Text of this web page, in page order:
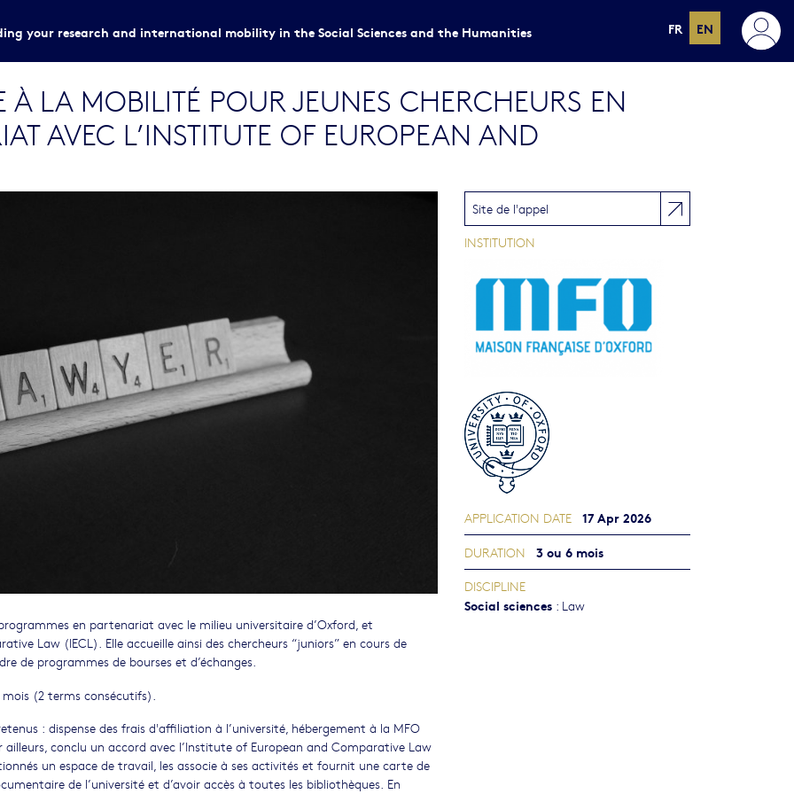
your research and international mobility in the Social Sciences and the Humanities FR EN
LA MOBILITÉ POUR JEUNES CHERCHEURS EN
AVEC L’INSTITUTE OF EUROPEAN AND
en partenariat avec le milieu universitaire d’Oxford, et
Law (IECL). Elle accueille ainsi des chercheurs “juniors” en cours de
de programmes de bourses et d’échanges.
(2 terms consécutifs).
: dispense des frais d'affiliation à l’université, hébergement à la MFO
conclu un accord avec l’Institute of European and Comparative Law
un espace de travail, les associe à ses activités et fournit une carte de
de l’université et d’avoir accès à toutes les bibliothèques. En
Site de l'appel
INSTITUTION
APPLICATION DATE 17 Apr 2026
DURATION 3 ou 6 mois
DISCIPLINE
Social sciences : Law